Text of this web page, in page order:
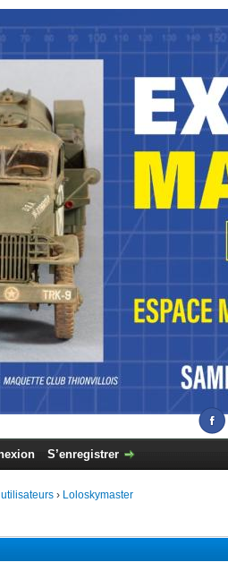
S’enregistrer
› Loloskymaster